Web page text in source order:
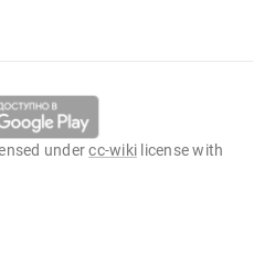
undercc-wiki license with